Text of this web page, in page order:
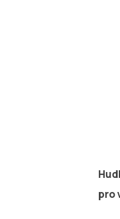
pro